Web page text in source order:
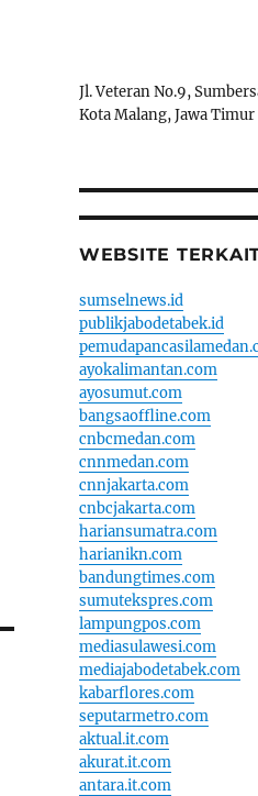
Jl. Veteran No.9,
Kota Malang, Jawa
WEBSITE
sumselnews.id
publikjabodetabek.id
ayokalimantan.com
ayosumut.com
bangsaoffline.com
cnbcmedan.com
cnnmedan.com
cnnjakarta.com
cnbcjakarta.com
hariansumatra.com
harianikn.com
bandungtimes.com
sumutekspres.com
lampungpos.com
mediasulawesi.com
mediajabodetabek.com
kabarflores.com
seputarmetro.com
aktual.it.com
akurat.it.com
antara.it.com